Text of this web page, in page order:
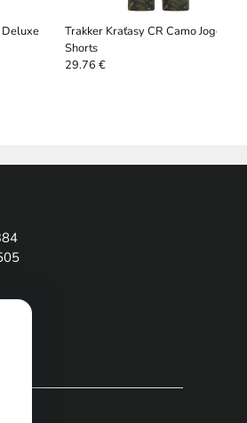
Deluxe
Trakker Kraťasy CR Camo Jogger
Shorts
29.76 €